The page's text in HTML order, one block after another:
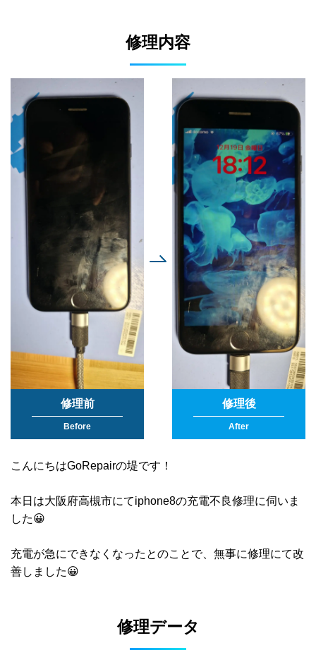
修理内容
修理前
Before
修理後
After
こんにちはGoRepairの堤です！
本日は大阪府高槻市にてiphone8の充電不良修理に伺いま
した😀
充電が急にできなくなったとのことで、無事に修理にて改
善しました😀
修理データ